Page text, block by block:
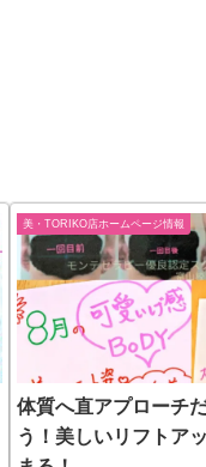
美・TORIKO店ホームページ情報
体質へ直アプローチ
う！美しいリフトア